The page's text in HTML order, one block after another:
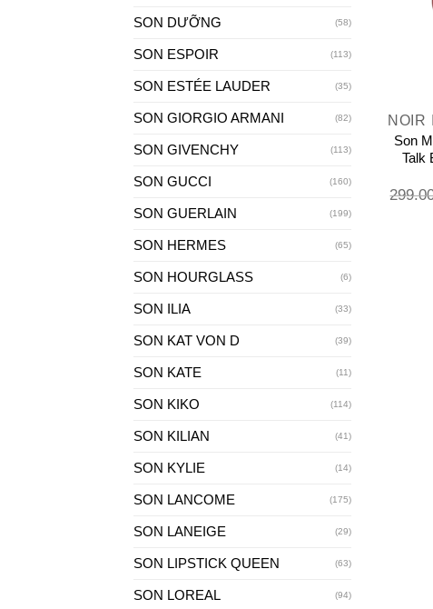
SON DƯỠNG (58)
SON ESPOIR (113)
SON ESTÉE LAUDER (35)
SON GIORGIO ARMANI (82)
SON GIVENCHY (113)
SON GUCCI (160)
SON GUERLAIN (199)
SON HERMES (65)
SON HOURGLASS (6)
SON ILIA (33)
SON KAT VON D (39)
SON KATE (11)
SON KIKO (114)
SON KILIAN (41)
SON KYLIE (14)
SON LANCOME (175)
SON LANEIGE (29)
SON LIPSTICK QUEEN (63)
SON LOREAL (94)
Son
Talk